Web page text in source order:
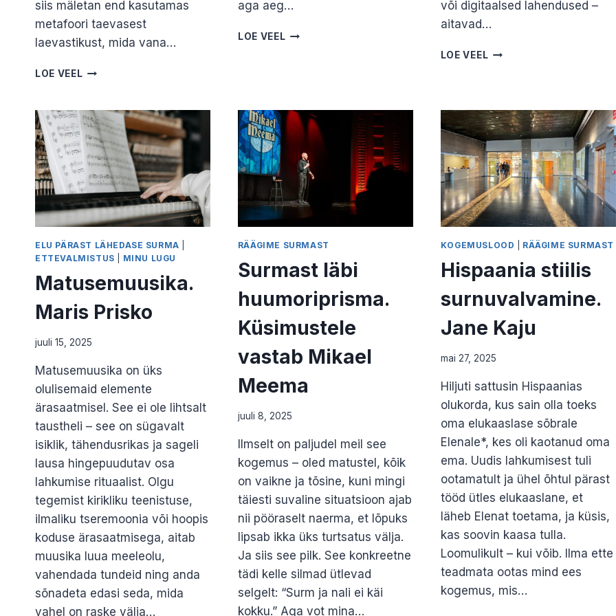
siis mäletan end kasutamas
metafoori taevasest
laevastikust, mida vana…
LOE VEEL MATUSEKÕNE
VÕIMALUS.
KRISTJAN
PRII
aga aeg…
LOE VEEL SURMA
TUNNUS.
JANE
või digitaalsed lahendused –
aitavad…
LOE VEEL MÄLESTUSESEMED
PRISKO
ELU PÄRAST LÄHEDASE SURMA
ETTEVALMISTUS
MINU LUGU
Matusemuusika.
Maris Prisko
juuli 15, 2025
Matusemuusika on üks
olulisemaid elemente
ärasaatmisel. See ei ole lihtsalt
taustheli – see on sügavalt
isiklik, tähendusrikas ja sageli
lausa hingepuudutav osa
lahkumise rituaalist. Olgu
tegemist kirikliku teenistuse,
ilmaliku tseremoonia või hoopis
koduse ärasaatmisega, aitab
muusika luua meeleolu,
vahendada tundeid ning anda
sõnadeta edasi seda, mida
vahel on raske välja…
RÄÄGIME SURMAST
Surmast läbi
huumoriprisma.
Küsimustele
vastab Mikael
Meema
juuli 8, 2025
Ilmselt on paljudel meil see
kogemus – oled matustel, kõik
on vaikne ja tõsine, kuni mingi
täiesti suvaline situatsioon ajab
nii pööraselt naerma, et lõpuks
lipsab ikka üks turtsatus välja.
Ja siis see pilk. See konkreetne
tädi kelle silmad ütlevad
selgelt: “Surm ja nali ei käi
kokku.” Aga vot mina…
KOGEMUSLOOD RÄÄGIME SURMAST
Hispaania stiilis
surnuvalvamine.
Jane Kaju
mai 27, 2025
Hiljuti sattusin Hispaanias
olukorda, kus sain olla toeks
oma elukaaslase sõbrale
Elenale*, kes oli kaotanud oma
ema. Uudis lahkumisest tuli
ootamatult ja ühel õhtul pärast
tööd ütles elukaaslane, et
läheb Elenat toetama, ja küsis,
kas soovin kaasa tulla.
Loomulikult – kui võib. Ilma ette
teadmata ootas mind ees
kogemus, mis…